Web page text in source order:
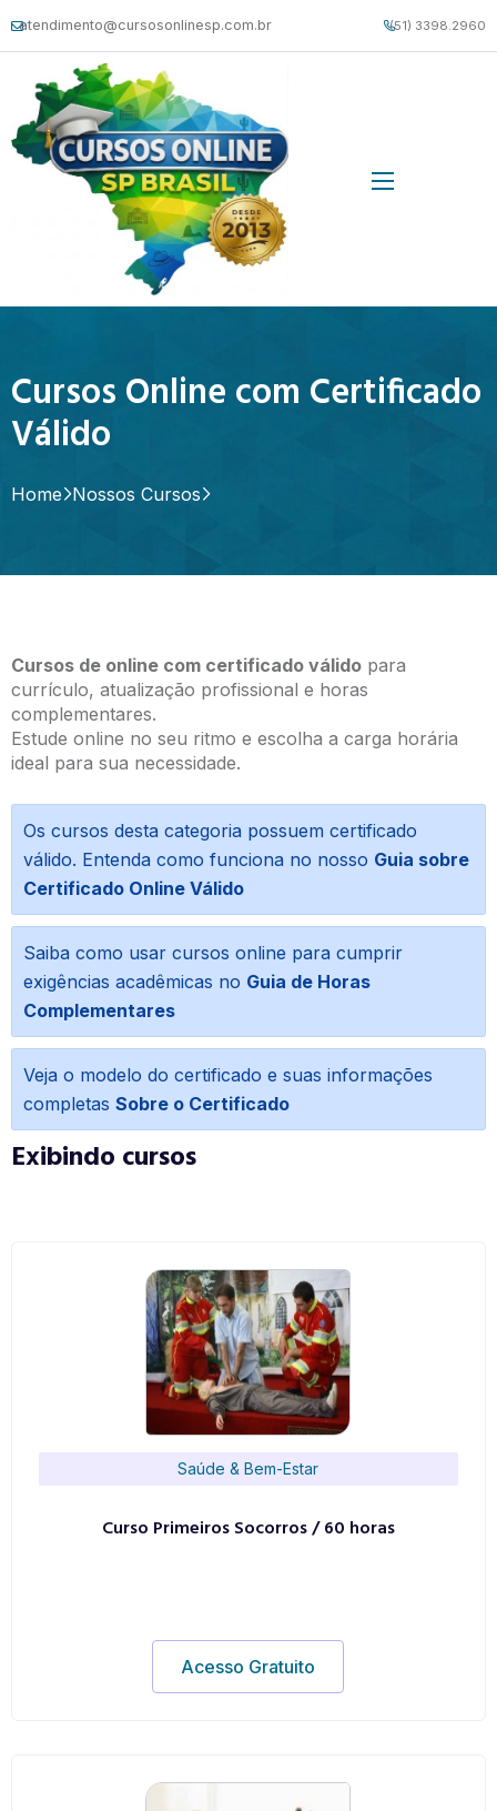
atendimento@cursosonlinesp.com.br (51) 3398.2960
Cursos Online com Certificado
Válido
Home Nossos Cursos
Cursos de online com certificado válidopara
currículo, atualização profissional e horas
complementares.
Estude online no seu ritmo e escolha a carga horária
ideal para sua necessidade.
Os cursos desta categoria possuem certificado
válido. Entenda como funciona no nosso Guia sobre
Certificado Online Válido
Saiba como usar cursos online para cumprir
exigências acadêmicas no Guia de Horas
Complementares
Veja o modelo do certificado e suas informações
completas Sobre o Certificado
Exibindo cursos
Saúde & Bem-Estar
Curso Primeiros Socorros / 60 horas
Acesso Gratuito